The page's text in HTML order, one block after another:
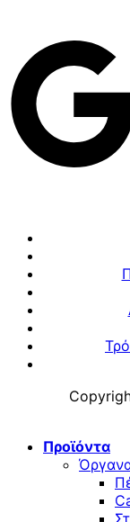
Προϊόντα